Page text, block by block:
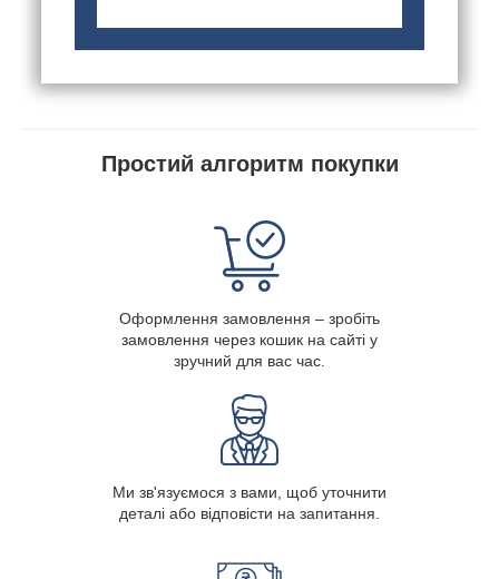
Простий алгоритм покупки
Оформлення замовлення – зробіть
замовлення через кошик на сайті у
зручний для вас час.
Ми зв'язуємося з вами, щоб уточнити
деталі або відповісти на запитання.